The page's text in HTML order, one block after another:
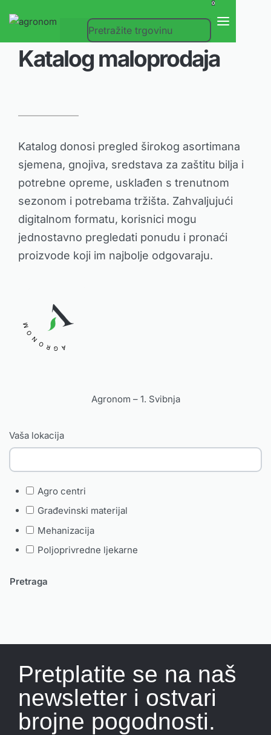
0
Katalog maloprodaja
Katalog donosi pregled širokog asortimana
sjemena, gnojiva, sredstava za zaštitu bilja i
potrebne opreme, usklađen s trenutnom
sezonom i potrebama tržišta. Zahvaljujući
digitalnom formatu, korisnici mogu
jednostavno pregledati ponudu i pronaći
proizvode koji im najbolje odgovaraju.
AGRONOM
Agronom – 1. Svibnja
Vaša lokacija
Agro centri
Građevinski materijal
Mehanizacija
Poljoprivredne ljekarne
Pretplatite se na naš
newsletter i ostvari
brojne pogodnosti.